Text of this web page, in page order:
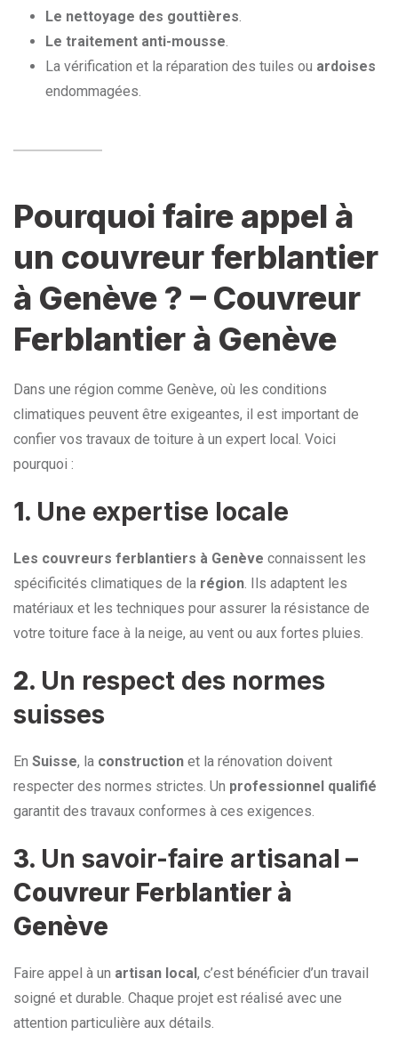
Le nettoyage des gouttières.
Le traitement anti-mousse.
La vérification et la réparation des tuiles ou ardoises
endommagées.
Pourquoi faire appel à
un couvreur ferblantier
à Genève ? – Couvreur
Ferblantier à Genève
Dans une région comme Genève, où les conditions
climatiques peuvent être exigeantes, il est important de
confier vos travaux de toiture à un expert local. Voici
pourquoi :
1. Une expertise locale
Les couvreurs ferblantiers à Genève connaissent les
spécificités climatiques de la région. Ils adaptent les
matériaux et les techniques pour assurer la résistance de
votre toiture face à la neige, au vent ou aux fortes pluies.
2. Un respect des normes
suisses
En Suisse, la construction et la rénovation doivent
respecter des normes strictes. Un professionnel qualifié
garantit des travaux conformes à ces exigences.
3. Un savoir-faire artisanal –
Couvreur Ferblantier à
Genève
Faire appel à un artisan local, c’est bénéficier d’un travail
soigné et durable. Chaque projet est réalisé avec une
attention particulière aux détails.